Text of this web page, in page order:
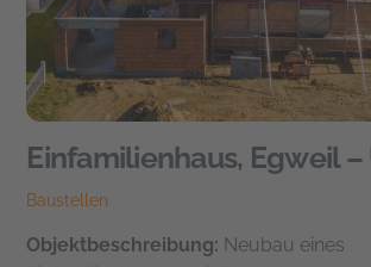
Einfamilienhaus, Egweil –
Baustellen
Objektbeschreibung: Neubau eines